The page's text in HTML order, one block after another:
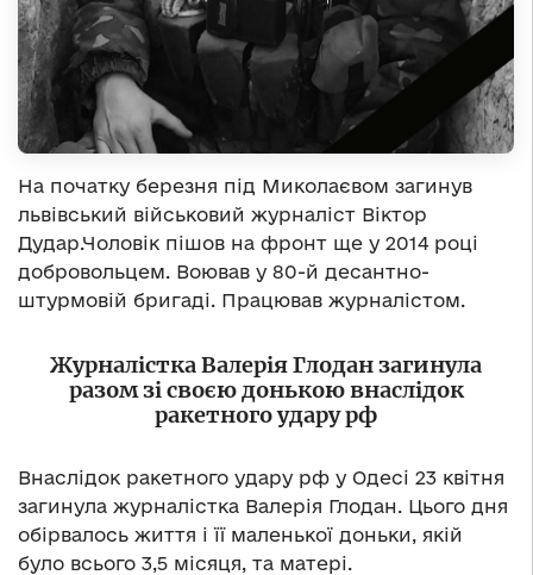
На початку березня під Миколаєвом загинув
львівський військовий журналіст Віктор
Дудар.Чоловік пішов на фронт ще у 2014 році
добровольцем. Воював у 80-й десантно-
штурмовій бригаді. Працював журналістом.
Журналістка Валерія Глодан загинула
разом зі своєю донькою внаслідок
ракетного удару рф
Внаслідок ракетного удару рф у Одесі 23 квітня
загинула журналістка Валерія Глодан. Цього дня
обірвалось життя і її маленької доньки, якій
було всього 3,5 місяця, та матері.